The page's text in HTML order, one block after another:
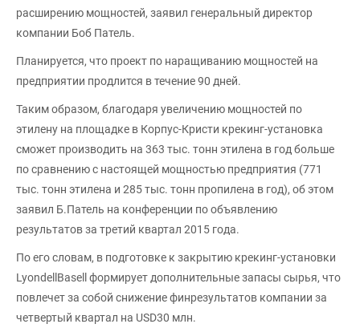
расширению мощностей, заявил генеральный директор
компании Боб Патель.
Планируется, что проект по наращиванию мощностей на
предприятии продлится в течение 90 дней.
Таким образом, благодаря увеличению мощностей по
этилену на площадке в Корпус-Кристи крекинг-установка
сможет производить на 363 тыс. тонн этилена в год больше
по сравнению с настоящей мощностью предприятия (771
тыс. тонн этилена и 285 тыс. тонн пропилена в год), об этом
заявил Б.Патель на конференции по объявлению
результатов за третий квартал 2015 года.
По его словам, в подготовке к закрытию крекинг-установки
LyondellBasell формирует дополнительные запасы сырья, что
повлечет за собой снижение финрезультатов компании за
четвертый квартал на USD30 млн.